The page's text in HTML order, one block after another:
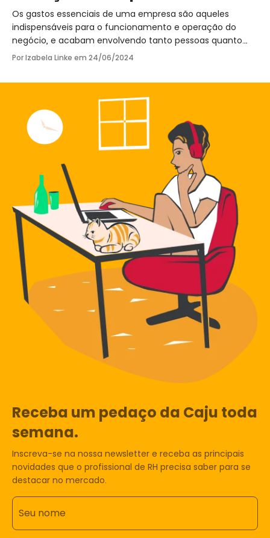
Os gastos essenciais de uma empresa são aqueles
indispensáveis para o funcionamento e operação do
negócio, e acabam envolvendo tanto pessoas quanto
fornecedores e estrutura da operação.
Por Izabela Linke em 24/06/2024
Receba um pedaço da Caju toda
semana.
Inscreva-se na nossa newsletter e receba as principais
novidades que o profissional de RH precisa saber para se
destacar no mercado.
Seu nome